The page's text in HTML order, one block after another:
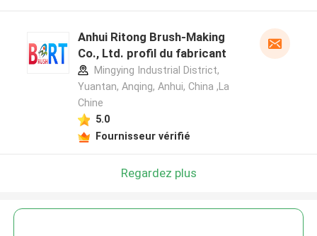
Anhui Ritong Brush-Making
Co., Ltd. profil du fabricant
Mingying Industrial District,
Yuantan, Anqing, Anhui, China ,La
Chine
5.0
Fournisseur vérifié
Regardez plus